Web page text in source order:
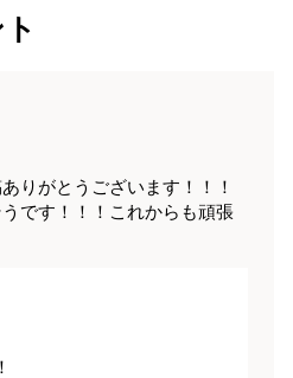
りがとうございます！！！
です！！！これからも頑張